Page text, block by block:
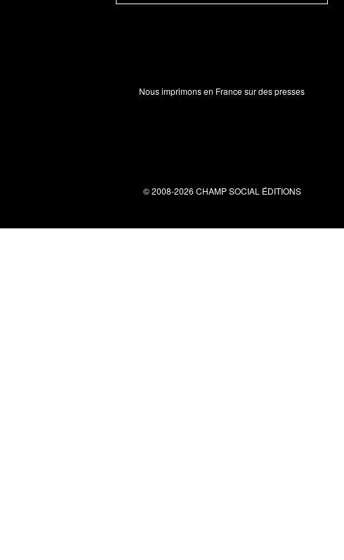
Nous imprimons en France sur des presses
© 2008-2026 CHAMP SOCIAL ÉDITIONS